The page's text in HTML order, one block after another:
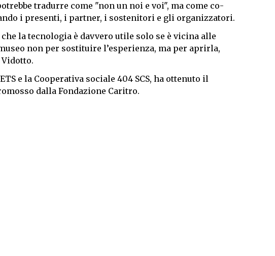
tradurre come "non un noi e voi", ma come co-
i presenti, i partner, i sostenitori e gli organizzatori.
la tecnologia è davvero utile solo se è vicina alle
non per sostituire l’esperienza, ma per aprirla,
e la Cooperativa sociale 404 SCS, ha ottenuto il
dalla Fondazione Caritro.